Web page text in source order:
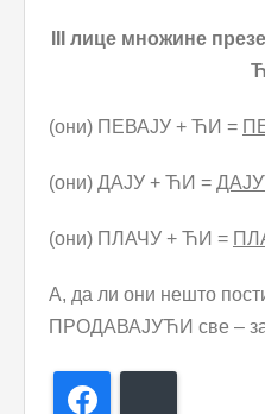
III лице множине
(они) ПЕВАЈУ + ЋИ =
(они) ДАЈУ + ЋИ =
(они) ПЛАЧУ + ЋИ =
А, да ли они нешто
ПРОДАВАЈУЋИ све –